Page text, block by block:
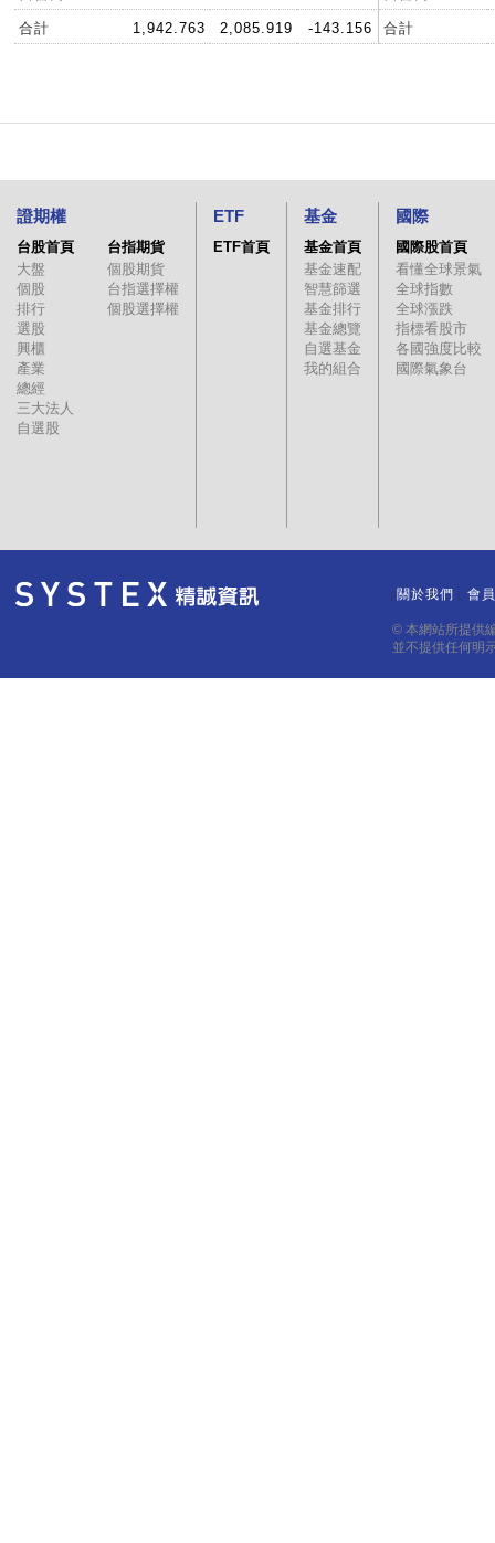
合計 1,942.763 2,085.919 -143.156 合計
證期權
台股首頁
大盤
個股
排行
選股
興櫃
產業
總經
三大法人
自選股
台指期貨
個股期貨
台指選擇權
個股選擇權
ETF
ETF首頁
基金
基金首頁
基金速配
智慧篩選
基金排行
基金總覽
自選基金
我的組合
國際
國際股首頁
看懂全球景氣
全球指數
全球漲跌
指標看股市
各國強度比較
國際氣象台
關於我們 會
© 本網站所提供
並不提供任何明